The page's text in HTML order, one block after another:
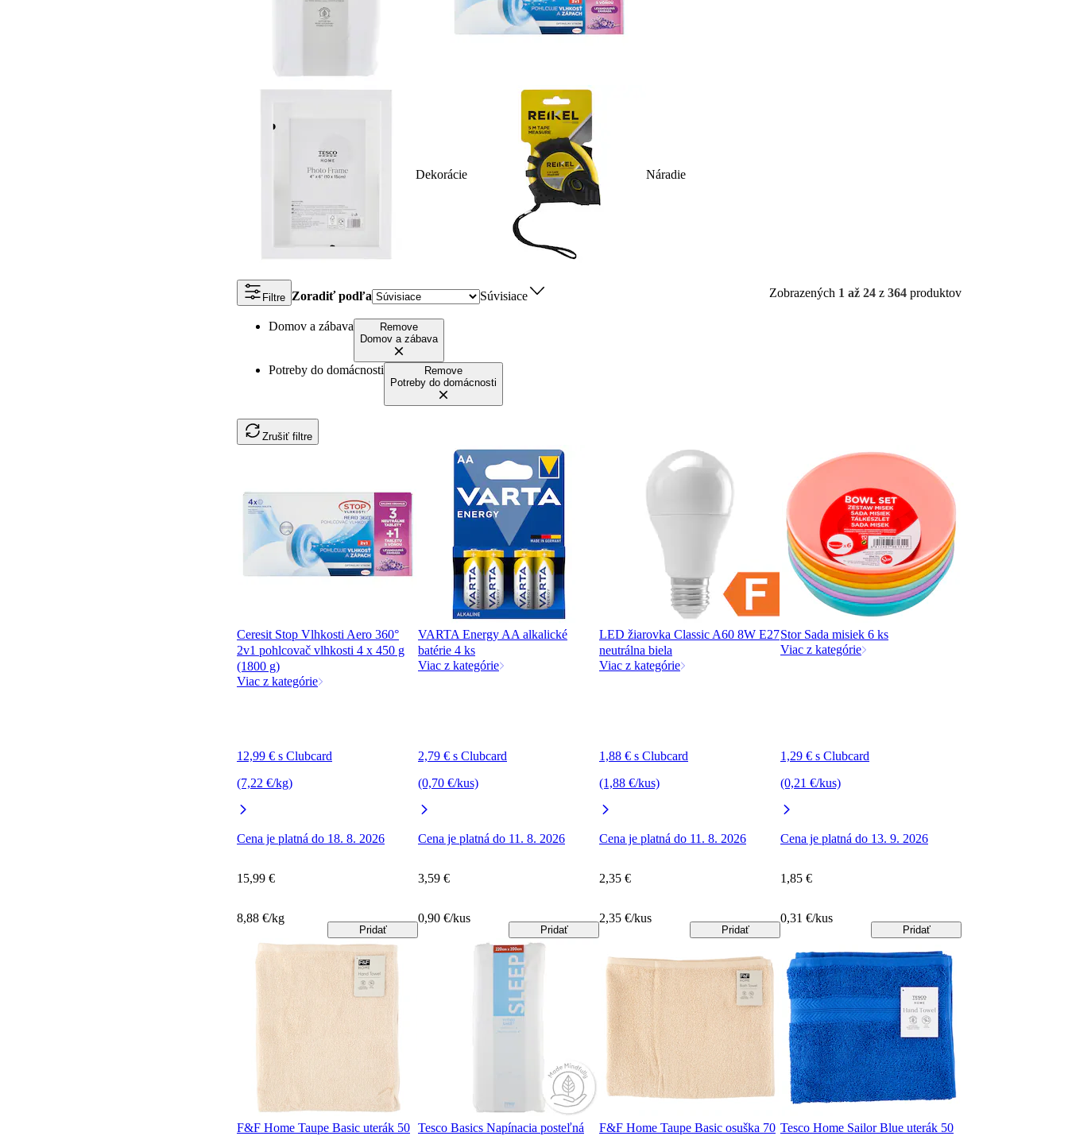
Dekorácie Náradie
Filtre Zoradiť podľa Súvisiace Zobrazených 1 až 24 z 364 produktov
Domov a zábava
Remove
Domov a zábava
Potreby do domácnosti
Remove
Potreby do domácnosti
Zrušiť filtre
Ceresit Stop Vlhkosti Aero 360°
2v1 pohlcovač vlhkosti 4 x 450 g
(1800 g)
Viac z kategórie
12,99 € s Clubcard
(7,22 €/kg)
Cena je platná do 18. 8. 2026
15,99 €
8,88 €/kg
Pridať
VARTA Energy AA alkalické
batérie 4 ks
Viac z kategórie
2,79 € s Clubcard
(0,70 €/kus)
Cena je platná do 11. 8. 2026
3,59 €
0,90 €/kus
Pridať
LED žiarovka Classic A60 8W E27
neutrálna biela
Viac z kategórie
1,88 € s Clubcard
(1,88 €/kus)
Cena je platná do 11. 8. 2026
2,35 €
2,35 €/kus
Pridať
Stor Sada misiek 6 ks
Viac z kategórie
1,29 € s Clubcard
(0,21 €/kus)
Cena je platná do 13. 9. 2026
1,85 €
0,31 €/kus
Pridať
F&F Home Taupe Basic uterák 50 Tesco Basics Napínacia posteľná
F&F Home Taupe Basic osuška 70 Tesco Home Sailor Blue uterák 50